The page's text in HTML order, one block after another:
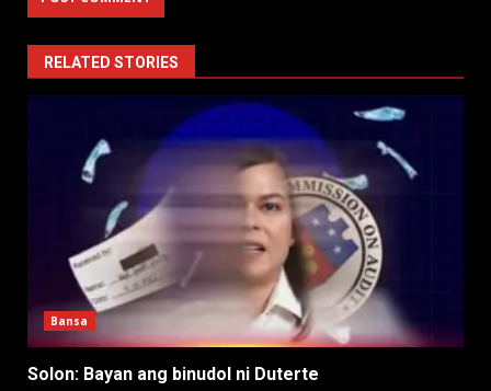
RELATED STORIES
Bansa
Solon: Bayan ang binudol ni Duterte